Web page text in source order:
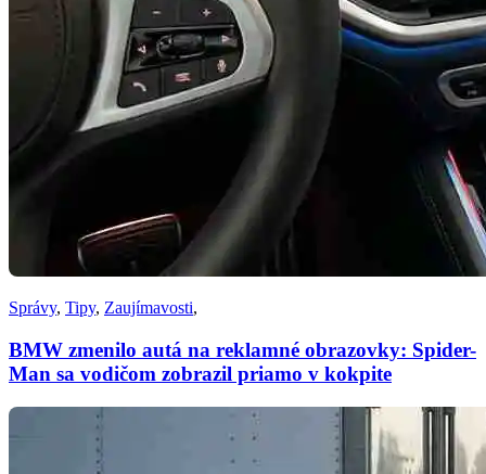
Správy, Tipy, Zaujímavosti,
BMW zmenilo autá na reklamné obrazovky: Spider-
Man sa vodičom zobrazil priamo v kokpite